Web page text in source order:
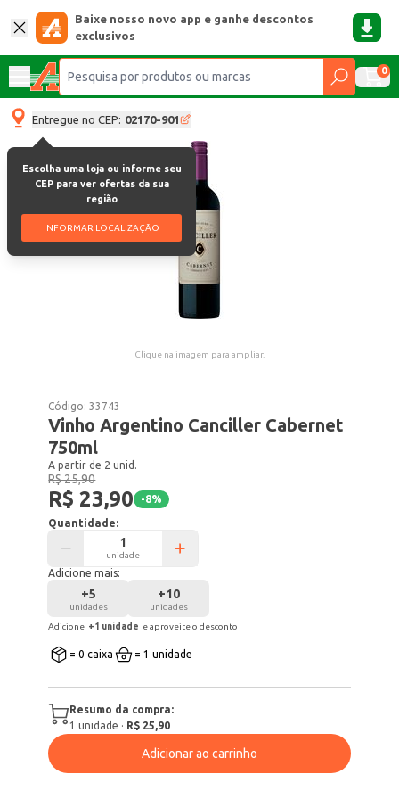
Baixe nosso novo app e ganhe descontos
exclusivos
0
Entregue no CEP: 02170-901
Escolha uma loja ou informe seu
CEP para ver ofertas da sua
região
INFORMAR LOCALIZAÇÃO
Clique na imagem para ampliar.
Código:33743
Vinho Argentino Canciller Cabernet
750ml
A partir de 2 unid.
R$ 25,90
R$ 23,90 -8%
Quantidade:
unidade
Adicione mais:
+5
unidades
+10
unidades
Adicione +1 unidade e aproveite o desconto
= 0 caixa = 1 unidade
Resumo da compra:
1 unidade · R$ 25,90
Adicionar ao carrinho